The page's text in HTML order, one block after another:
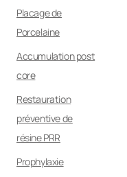
Placage de
Porcelaine
Accumulation post
core
Restauration
préventive de
résine PRR
Prophylaxie